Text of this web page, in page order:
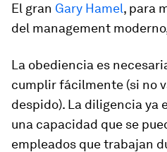
El gran Gary Hamel, para
del management
La obediencia es
cumplir fácilmente (si no
despido). La diligencia ya
una capacidad que se
empleados que trabajan